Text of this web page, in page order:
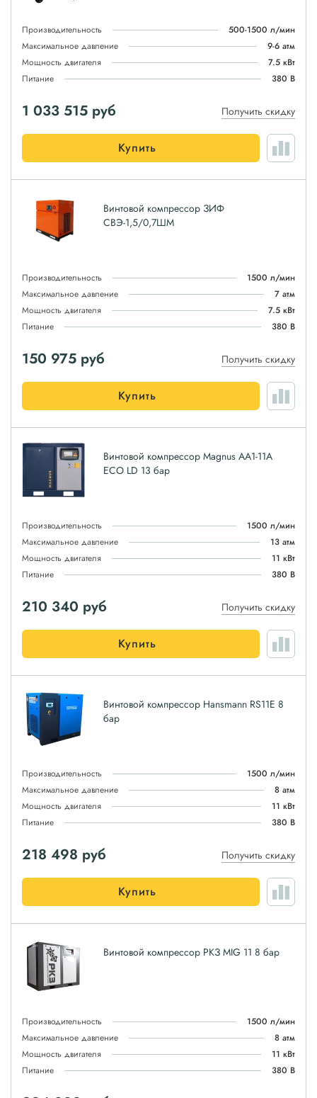
Производительность
500-1500 л/мин
Максимальное давление
9-6 атм
Мощность двигателя
7.5 кВт
Питание
380 В
1 033 515 руб Получить скидку
Купить
Винтовой компрессор ЗИФ
СВЭ-1,5/0,7ШМ
Производительность
1500 л/мин
Максимальное давление
7 атм
Мощность двигателя
7.5 кВт
Питание
380 В
150 975 руб Получить скидку
Купить
Винтовой компрессор Magnus АА1-11А
ЕСО LD 13 бар
Производительность
1500 л/мин
Максимальное давление
13 атм
Мощность двигателя
11 кВт
Питание
380 В
210 340 руб Получить скидку
Купить
Винтовой компрессор Hansmann RS11E 8
бар
Производительность
1500 л/мин
Максимальное давление
8 атм
Мощность двигателя
11 кВт
Питание
380 В
218 498 руб Получить скидку
Купить
Винтовой компрессор РКЗ MIG 11 8 бар
Производительность
1500 л/мин
Максимальное давление
8 атм
Мощность двигателя
11 кВт
Питание
380 В